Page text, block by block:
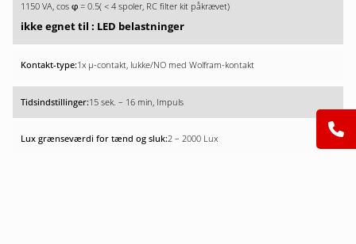
1150 VA, cos φ = 0.5( < 4 spoler, RC filter kit påkrævet)
ikke egnet til : LED belastninger
1x µ-contakt, lukke/NO med Wolfram-kontakt
15 sek. – 16 min, Impuls
2 – 2000 Lux